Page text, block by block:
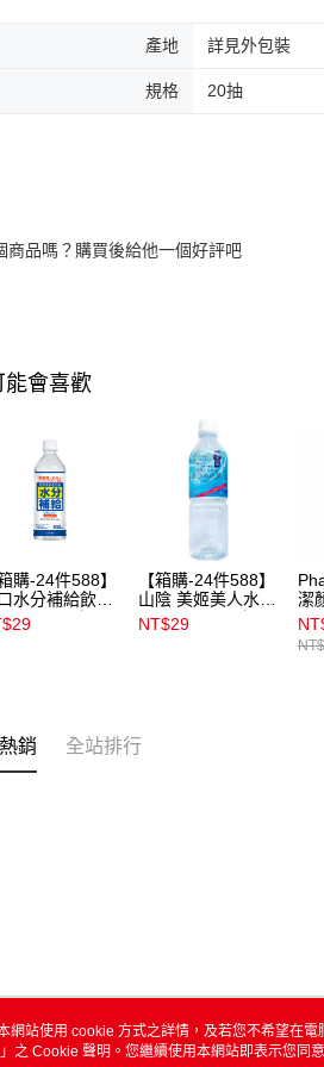
產地 詳見外包裝
規格 20抽
商品嗎？購買後給他一個好評吧
能會喜歡
箱購-24件588】
水分補給飲料
下單選24
享優惠
【箱購-24件588】
山陰 美姬美人水
500ml 👉下單選
24件立享優惠
NT$29
潔
銷 全站排行
關於我們
網站使用 cookie 方式之詳情，及若您不希望在
」之 Cookie 聲明。您繼續使用本網站即表示您同